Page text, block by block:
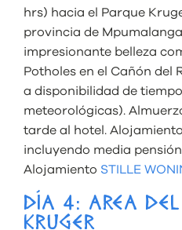
hrs) hacia el Parque
provincia de
impresionante belleza
Potholes en el Cañón del
a disponibilidad de
meteorológicas).
tarde al hotel.
incluyendo media pensión
Alojamiento STILLE
DÍA 4: AREA DEL